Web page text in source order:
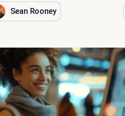
Sean Rooney